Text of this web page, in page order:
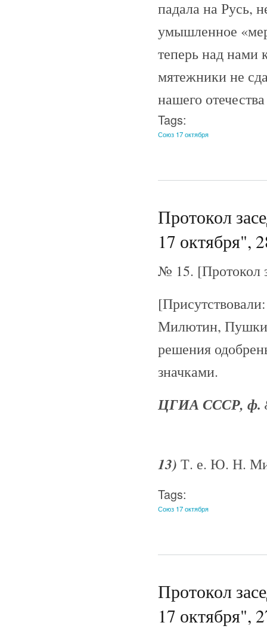
падала на Русь,
умышленное
теперь над нами
мятежники не
нашего
Tags:
Союз 17 октября
Протокол
17 октября",
№ 15. [Протокол
Милютин,
решения
значками.
ЦГИА СССР, ф.
13) Т. е. Ю. Н.
Tags:
Союз 17 октября
Протокол
17 октября",